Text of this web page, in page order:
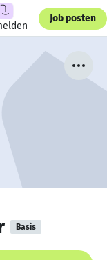
Job posten
Basis